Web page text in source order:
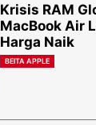
Krisis RAM
MacBook Air
Harga Naik
BEITA APPLE